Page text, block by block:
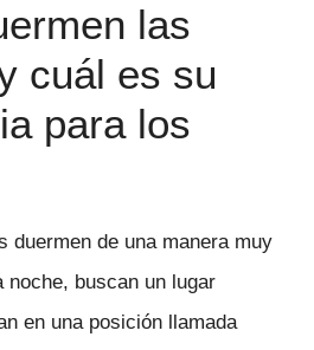
las
cuál es su
para los
duermen de una manera muy
noche, buscan un lugar
en una posición llamada